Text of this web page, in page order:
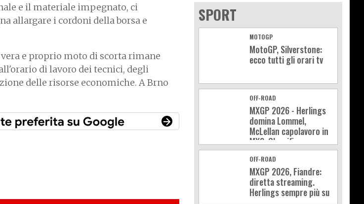
e il materiale impegnato, ci
allargare i cordoni della borsa e
e proprio moto di scorta rimane
di lavoro dei tecnici, degli
delle risorse economiche. A Brno
SPORT
MOTOGP
MotoGP, Silverstone:
ecco tutti gli orari tv
OFF-ROAD
MXGP 2026 - Herlings
domina Lommel,
McLellan capolavoro in
MX2. Classifica e
calendario
OFF-ROAD
MXGP 2026, Fiandre:
diretta streaming.
Herlings sempre più su